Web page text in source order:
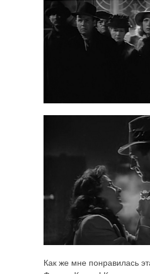
Как же мне понравилась